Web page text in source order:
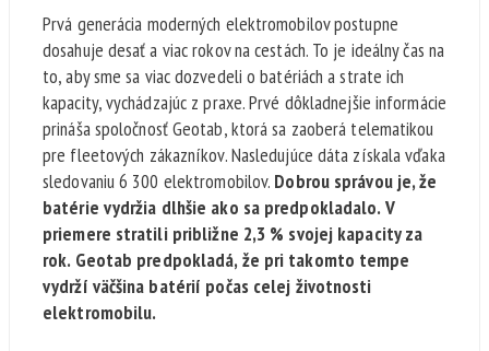
Prvá generácia moderných elektromobilov postupne
dosahuje desať a viac rokov na cestách. To je ideálny čas na
to, aby sme sa viac dozvedeli o batériách a strate ich
kapacity, vychádzajúc z praxe. Prvé dôkladnejšie informácie
prináša spoločnosť Geotab, ktorá sa zaoberá telematikou
pre fleetových zákazníkov. Nasledujúce dáta získala vďaka
sledovaniu 6 300 elektromobilov. Dobrou správou je, že
batérie vydržia dlhšie ako sa predpokladalo. V
priemere stratili približne 2,3 % svojej kapacity za
rok. Geotab predpokladá, že pri takomto tempe
vydrží väčšina batérií počas celej životnosti
elektromobilu.